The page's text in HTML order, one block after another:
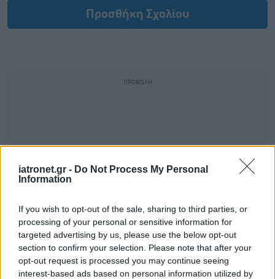
iatronet.gr - Do Not Process My Personal
Information
If you wish to opt-out of the sale, sharing to third parties, or
processing of your personal or sensitive information for
targeted advertising by us, please use the below opt-out
section to confirm your selection. Please note that after your
opt-out request is processed you may continue seeing
interest-based ads based on personal information utilized by
Προσθήκη Σχολίου